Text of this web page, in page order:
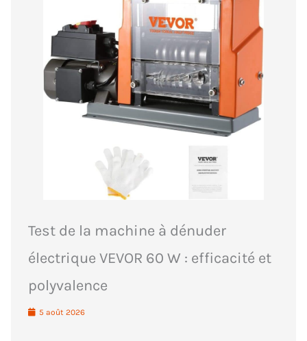
Test de la machine à dénuder
électrique VEVOR 60 W : efficacité et
polyvalence
5 août 2026